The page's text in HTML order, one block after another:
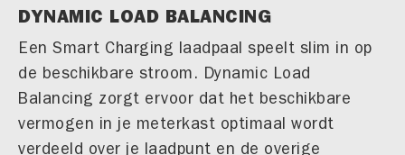
DYNAMIC LOAD BALANCING
Een Smart Charging laadpaal speelt slim in op
de beschikbare stroom. Dynamic Load
Balancing zorgt ervoor dat het beschikbare
vermogen in je meterkast optimaal wordt
verdeeld over je laadpunt en de overige